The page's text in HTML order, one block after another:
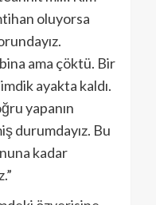
oluyorsa
ama çöktü. Bir
ayakta kaldı.
yapanın
durumdayız. Bu
kadar